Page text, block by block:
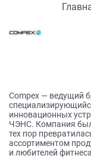
Compex — ведущий
инновационных
ЧЭНС. Компания
тех пор
ассортиментом
и любителей